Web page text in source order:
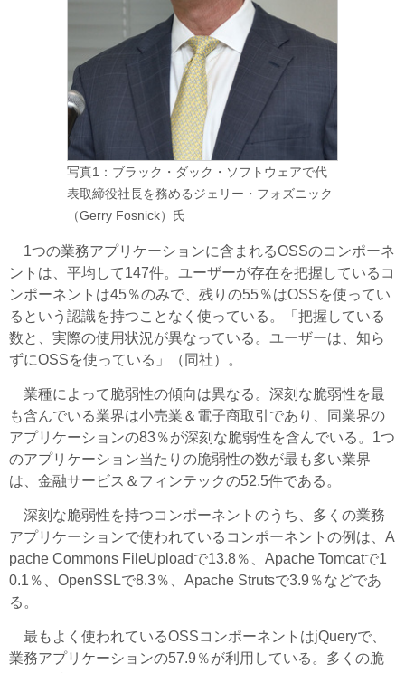
写真1：ブラック・ダック・ソフトウェアで代
表取締役社長を務めるジェリー・フォズニック
（Gerry Fosnick）氏
1つの業務アプリケーションに含まれるOSSのコンポーネ
ントは、平均して147件。ユーザーが存在を把握しているコ
ンポーネントは45％のみで、残りの55％はOSSを使ってい
るという認識を持つことなく使っている。「把握している
数と、実際の使用状況が異なっている。ユーザーは、知ら
ずにOSSを使っている」（同社）。
業種によって脆弱性の傾向は異なる。深刻な脆弱性を最
も含んでいる業界は小売業＆電子商取引であり、同業界の
アプリケーションの83％が深刻な脆弱性を含んでいる。1つ
のアプリケーション当たりの脆弱性の数が最も多い業界
は、金融サービス＆フィンテックの52.5件である。
深刻な脆弱性を持つコンポーネントのうち、多くの業務
アプリケーションで使われているコンポーネントの例は、A
pache Commons FileUploadで13.8％、Apache Tomcatで1
0.1％、OpenSSLで8.3％、Apache Strutsで3.9％などであ
る。
最もよく使われているOSSコンポーネントはjQueryで、
業務アプリケーションの57.9％が利用している。多くの脆